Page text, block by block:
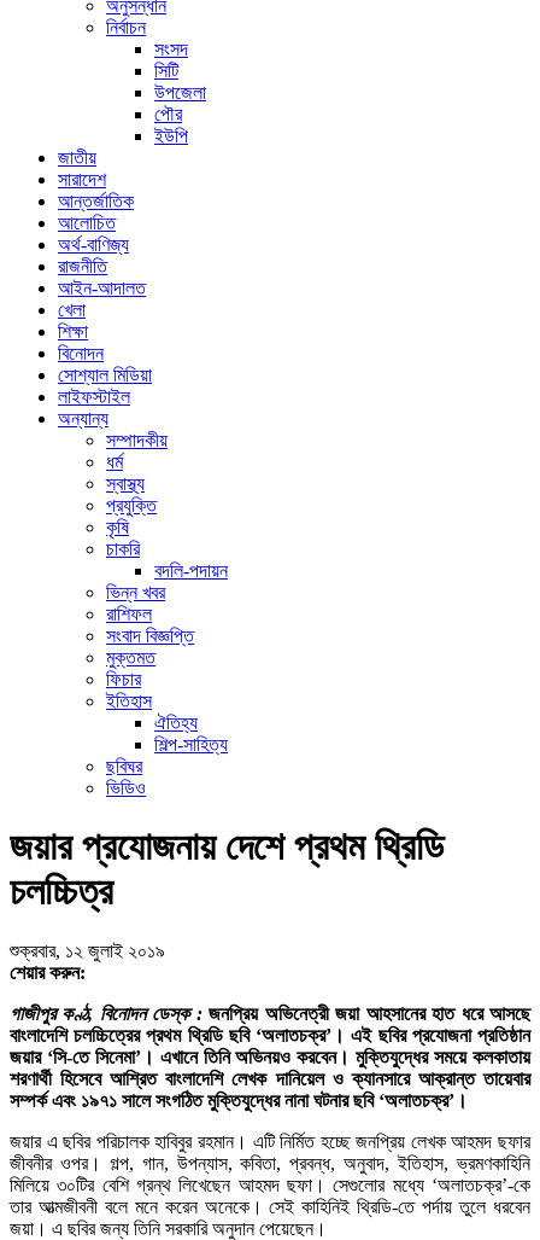
অনুসন্ধান
নির্বাচন
সংসদ
সিটি
উপজেলা
পৌর
ইউপি
জাতীয়
সারাদেশ
আন্তর্জাতিক
আলোচিত
অর্থ-বাণিজ্য
রাজনীতি
আইন-আদালত
খেলা
শিক্ষা
বিনোদন
সোশ্যাল মিডিয়া
লাইফস্টাইল
অন্যান্য
সম্পাদকীয়
ধর্ম
স্বাস্থ্য
প্রযুক্তি
কৃষি
চাকরি
বদলি-পদায়ন
ভিন্ন খবর
রাশিফল
সংবাদ বিজ্ঞপ্তি
মুক্তমত
ফিচার
ইতিহাস
ঐতিহ্য
শিল্প-সাহিত্য
ছবিঘর
ভিডিও
জয়ার প্রযোজনায় দেশে প্রথম থ্রিডি
চলচ্চিত্র
শুক্রবার, ১২ জুলাই ২০১৯
শেয়ার করুন:
গাজীপুর কণ্ঠ, বিনোদন ডেস্ক :জনপ্রিয় অভিনেত্রী জয়া আহসানের হাত ধরে আসছে
বাংলাদেশি চলচ্চিত্রের প্রথম থ্রিডি ছবি ‘অলাতচক্র’। এই ছবির প্রযোজনা প্রতিষ্ঠান
জয়ার ‘সি-তে সিনেমা’। এখানে তিনি অভিনয়ও করবেন। মুক্তিযুদ্ধের সময়ে কলকাতায়
শরণার্থী হিসেবে আশ্রিত বাংলাদেশি লেখক দানিয়েল ও ক্যানসারে আক্রান্ত তায়েবার
সম্পর্ক এবং ১৯৭১ সালে সংগঠিত মুক্তিযুদ্ধের নানা ঘটনার ছবি ‘অলাতচক্র’।
জয়ার এ ছবির পরিচালক হাবিবুর রহমান। এটি নির্মিত হচ্ছে জনপ্রিয় লেখক আহমদ ছফার
জীবনীর ওপর। গল্প, গান, উপন্যাস, কবিতা, প্রবন্ধ, অনুবাদ, ইতিহাস, ভ্রমণকাহিনি
মিলিয়ে ৩০টির বেশি গ্রন্থ লিখেছেন আহমদ ছফা। সেগুলোর মধ্যে ‘অলাতচক্র’-কে
তার আত্মজীবনী বলে মনে করেন অনেকে। সেই কাহিনিই থ্রিডি-তে পর্দায় তুলে ধরবেন
জয়া। এ ছবির জন্য তিনি সরকারি অনুদান পেয়েছেন।